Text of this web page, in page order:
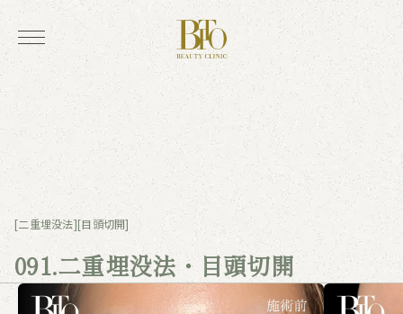
[二重埋没法][目頭切開]
091.二重埋没法・目頭切開